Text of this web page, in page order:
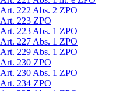
Art. 222 Abs. 2 ZPO
Art. 223 ZPO
Art. 223 Abs. 1 ZPO
Art. 227 Abs. 1 ZPO
Art. 229 Abs. 1 ZPO
Art. 230 ZPO
Art. 230 Abs. 1 ZPO
Art. 234 ZPO